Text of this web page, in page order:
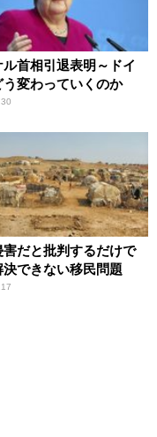
ル首相引退表明～ドイ
う変わっていくのか
害だと批判するだけで
決できない移民問題